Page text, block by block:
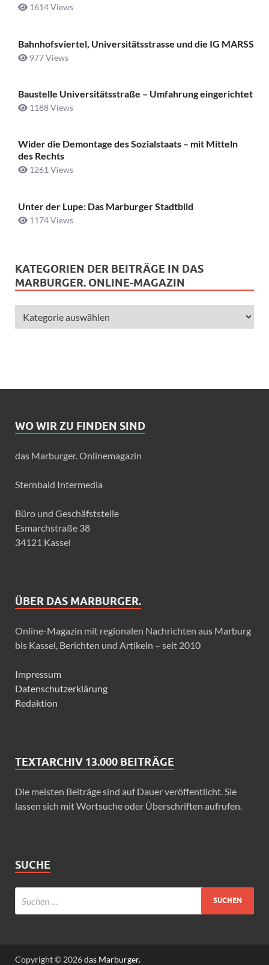
1614 Views
Bahnhofsviertel, Universitätsstrasse und die IG MARSS
977 Views
Baustelle Universitätsstraße ­– Umfahrung eingerichtet
1188 Views
Wider die Demontage des Sozialstaats – mit Mitteln
des Rechts
1261 Views
Unter der Lupe: Das Marburger Stadtbild
1174 Views
KATEGORIEN DER BEITRÄGE IN DAS
MARBURGER. ONLINE-MAGAZIN
WO WIR ZU FINDEN SIND
das Marburger. Onlinemagazin
Sternbald Intermedia
Büro und Geschäfststelle
Esmarchstraße 38
34121 Kassel
ÜBER DAS MARBURGER.
Online-Magazin mit regionalen Nachrichten aus Marburg
bis Kassel, Berichten und Artikeln – seit 2010
Impressum
Datenschutzerklärung
Redaktion
TEXTARCHIV 13.000 BEITRÄGE
Die meisten Beiträge sind auf Dauer veröffentlicht. Sie
lassen sich mit Wortsuche oder Überschriften aufrufen.
SUCHE
Copyright © 2026das Marburger.